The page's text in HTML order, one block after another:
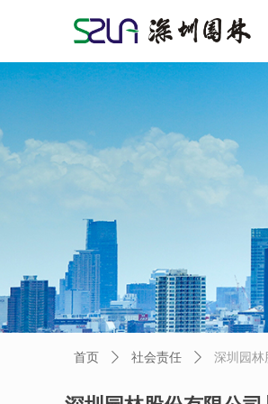
首页 ꄲ 社会责任 ꄲ 深圳园林